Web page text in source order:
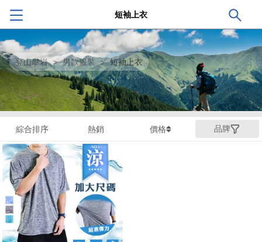
短袖上衣
登山攀岩 > 男款服裝 > 短袖上衣
綜合排序 熱銷 價格 品牌